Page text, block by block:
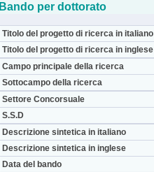
Bando per dottorato
Titolo del progetto di ricerca in italiano
Titolo del progetto di ricerca in inglese
Campo principale della ricerca
Sottocampo della ricerca
Settore Concorsuale
S.S.D
Descrizione sintetica in italiano
Descrizione sintetica in inglese
Data del bando